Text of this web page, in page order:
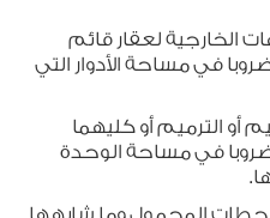
الخارجية لعقار قائم
مضروبا في مساحة الأدوار التي
أو الترميم أو كليهما
مضروبا في مساحة الوحدة